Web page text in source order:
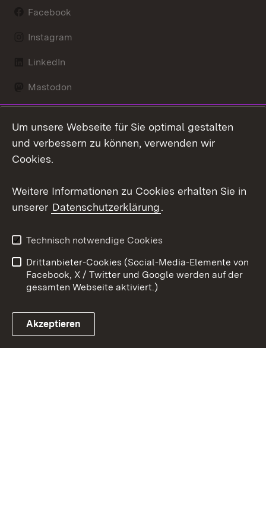
Facebook
Instagram
LinkedIn
Mastodon
X / Twitter
Youtube
Link zum Landesportal
Kontakt
Datenschutz
Barrierefreiheit
Impressum Cookies
Um unsere Webseite für Sie optimal gestalten
und verbessern zu können, verwenden wir
Cookies.
Weitere Informationen zu Cookies erhalten Sie in
unserer Datenschutzerklärung.
Technisch notwendige Cookies
Drittanbieter-Cookies (Social-Media-Elemente von
Facebook, X / Twitter und Google werden auf der
gesamten Webseite aktiviert.)
Akzeptieren